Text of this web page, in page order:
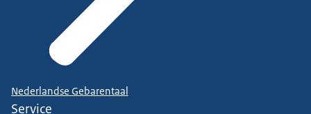
Nederlandse Gebarentaal
Service